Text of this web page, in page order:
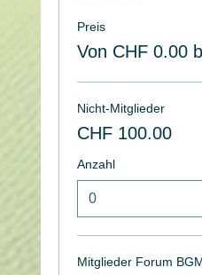
Preis
Von CHF 0.00
Nicht-Mitglieder
CHF 100.00
Anzahl
Mitglieder Forum